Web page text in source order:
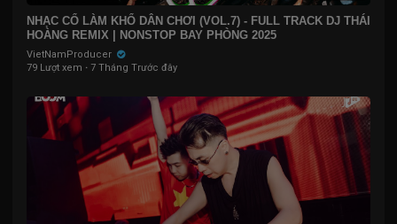
NHẠC CỔ LÀM KHỔ DÂN CHƠI (VOL.7) - FULL TRACK DJ THÁI
HOÀNG REMIX | NONSTOP BAY PHÒNG 2025
VietNamProducer
79 Lượt xem · 7 Tháng Trước đây